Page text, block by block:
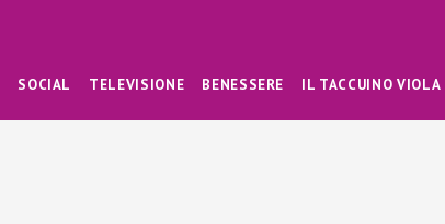
SOCIAL TELEVISIONE BENESSERE IL TACCUINO VIOLA